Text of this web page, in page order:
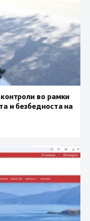
во рамки
и безбедноста на